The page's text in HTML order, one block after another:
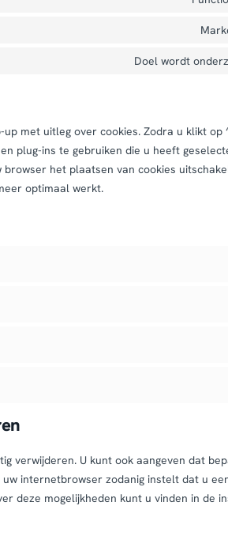
Doel wordt
met uitleg over cookies. Zodra u klikt op
plug-ins te gebruiken die u heeft
het plaatsen van cookies
optimaal werkt.
verwijderen. U kunt ook aangeven dat
internetbrowser zodanig instelt dat u
deze mogelijkheden kunt u vinden in de